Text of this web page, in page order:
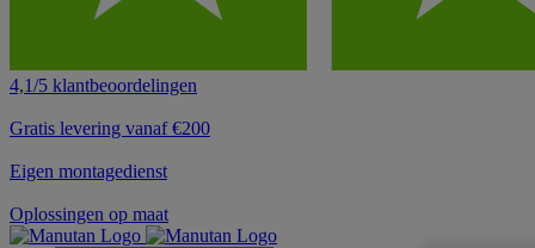
4,1/5 klantbeoordelingen
Gratis levering vanaf €200
Eigen montagedienst
Oplossingen op maat